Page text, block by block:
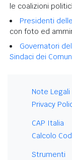
le coalizioni
Presidenti
con foto ed
Governatori
Sindaci dei
Note Legali
Privacy
CAP Italia
Calcolo
Strumenti